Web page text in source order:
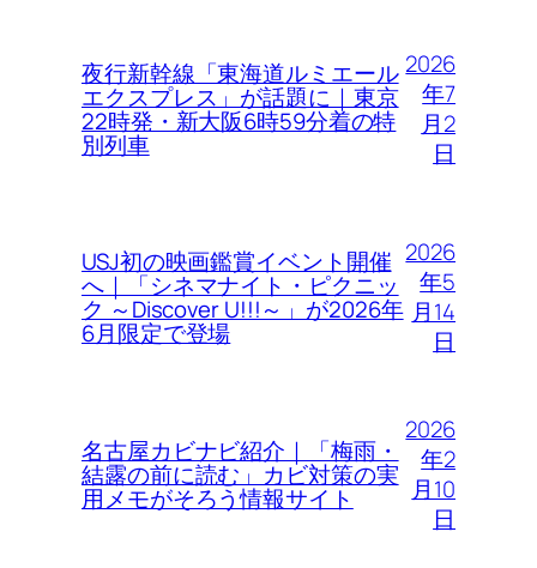
夜行新幹線「東海道ルミエール
エクスプレス」が話題に｜東京
22時発・新大阪6時59分着の特
別列車
2026
年7
月2
日
USJ初の映画鑑賞イベント開催
へ｜「シネマナイト・ピクニッ
ク ～Discover U!!!～」が2026年
6月限定で登場
2026
年5
月14
日
名古屋カビナビ紹介｜「梅雨・
結露の前に読む」カビ対策の実
用メモがそろう情報サイト
2026
年2
月10
日